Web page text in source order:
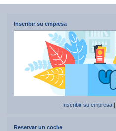
Inscribir su empresa
Inscribir su empresa|
Reservar un coche